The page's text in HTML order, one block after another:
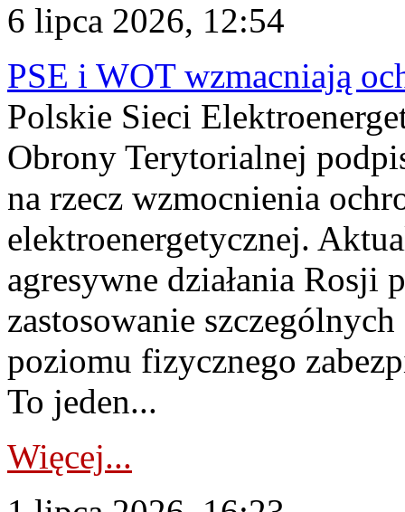
6 lipca 2026, 12:54
PSE i WOT wzmacniają
Polskie Sieci
Obrony Terytorialnej
na rzecz wzmocnienia
elektroenergetycznej.
agresywne działania Rosji
zastosowanie
poziomu fizycznego
To jeden...
Więcej...